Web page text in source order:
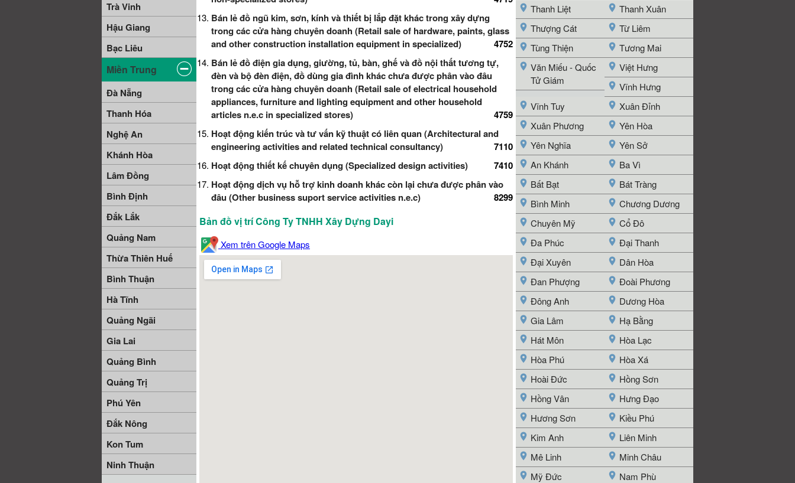
Trà Vinh
Hậu Giang
Bạc Liêu
Miền Trung
Đà Nẵng
Thanh Hóa
Nghệ An
Khánh Hòa
Lâm Đồng
Bình Định
Đắk Lắk
Quảng Nam
Thừa Thiên Huế
Bình Thuận
Hà Tĩnh
Quảng Ngãi
Gia Lai
Quảng Bình
Quảng Trị
Phú Yên
Đắk Nông
Kon Tum
Ninh Thuận
Bán lẻ đồ ngũ kim, sơn, kính và thiết bị lắp đặt khác trong xây dựng
trong các cửa hàng chuyên doanh (Retail sale of hardware, paints, glass
and other construction installation equipment in specialized)
4752
Bán lẻ đồ điện gia dụng, giường, tủ, bàn, ghế và đồ nội thất tương tự,
đèn và bộ đèn điện, đồ dùng gia đình khác chưa được phân vào đâu
trong các cửa hàng chuyên doanh (Retail sale of electrical household
appliances, furniture and lighting equipment and other household
articles n.e.c in specialized stores)
4759
Hoạt động kiến trúc và tư vấn kỹ thuật có liên quan (Architectural and
engineering activities and related technical consultancy)
7110
Hoạt động thiết kế chuyên dụng (Specialized design activities)
7410
Hoạt động dịch vụ hỗ trợ kinh doanh khác còn lại chưa được phân vào
đâu (Other business suport service activities n.e.c)
8299
Bản đồ vị trí Công Ty TNHH Xây Dựng Dayi
Xem trên Google Maps
Thanh Liệt
Thanh Xuân
Thượng Cát
Từ Liêm
Tùng Thiện
Tương Mai
Văn Miếu - Quốc
Tử Giám
Việt Hưng
Vĩnh Hưng
Vĩnh Tuy
Xuân Đỉnh
Xuân Phương
Yên Hòa
Yên Nghĩa
Yên Sở
An Khánh
Ba Vì
Bất Bạt
Bát Tràng
Bình Minh
Chương Dương
Chuyên Mỹ
Cổ Đô
Đa Phúc
Đại Thanh
Đại Xuyên
Dân Hòa
Đan Phượng
Đoài Phương
Đông Anh
Dương Hòa
Gia Lâm
Hạ Bằng
Hát Môn
Hòa Lạc
Hòa Phú
Hòa Xá
Hoài Đức
Hồng Sơn
Hồng Vân
Hưng Đạo
Hương Sơn
Kiều Phú
Kim Anh
Liên Minh
Mê Linh
Minh Châu
Mỹ Đức
Nam Phù